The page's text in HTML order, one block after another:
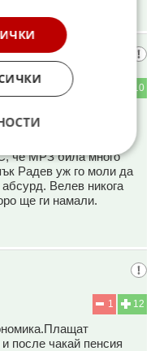
10
за енергийни
моли бизнеса да
че МРЗ била много
Радев уж го моли да
Велев никога
ще ги намали.
12
1
после чакай пенсия